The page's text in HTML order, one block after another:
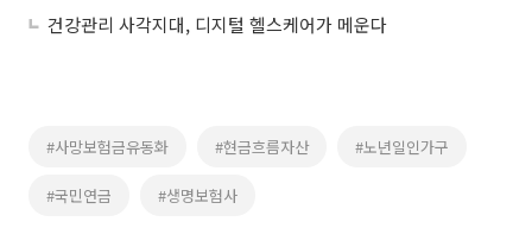
건강관리 사각지대, 디지털 헬스케어가 메운다
#사망보험금유동화 #현금흐름자산 #노년일인가구
#국민연금 #생명보험사